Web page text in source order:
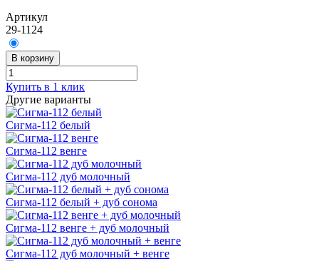
Артикул
29-1124
В корзину
Купить в 1 клик
Другие варианты
Сигма-112 белый
Сигма-112 венге
Сигма-112 дуб молочный
Сигма-112 белый + дуб сонома
Сигма-112 венге + дуб молочный
Сигма-112 дуб молочный + венге